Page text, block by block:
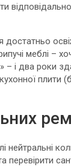
достатньо
меблі –
– і два роки
плити
нейтральні
перевірити